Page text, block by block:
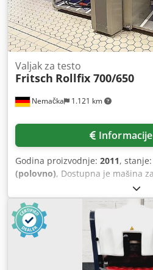
Nemačka 1.121 km
Valjak za testo
Fritsch Rollfix 700/650
Godina proizvodnje: 2011, stanje:
(polovno), Dostupna je mašina
namenjena za listove testa za
trake: 700 mm, radna širina: 650
valjaka: 0,3 mm–50 mm, prečnik
maksimalna težina bloka testa:
m/min, dimenzije mašine D/Š/V:
mm/1550 mm, težina: oko 500
licu mesta. Dsdpsy D Tpgofx